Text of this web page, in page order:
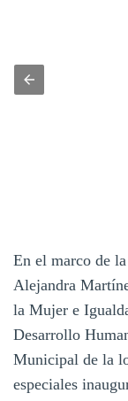
En el marco de
Alejandra
la Mujer e
Desarrollo
Municipal de la
especiales